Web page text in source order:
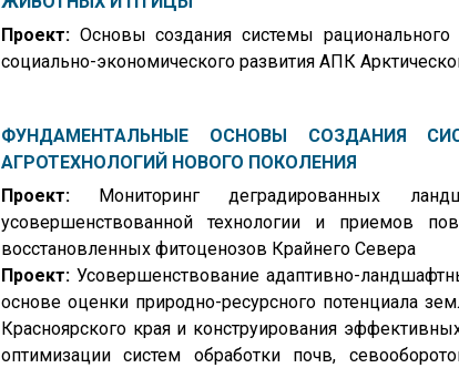
Проект: Основы создания системы рационального
социально-экономического развития АПК
ФУНДАМЕНТАЛЬНЫЕ ОСНОВЫ СОЗДАНИЯ
АГРОТЕХНОЛОГИЙ НОВОГО ПОКОЛЕНИЯ
Проект: Мониторинг деградированных
усовершенствованной технологии и приемов
восстановленных фитоценозов Крайнего Севера
Проект: Усовершенствование адаптивно-
основе оценки природно-ресурсного потенциала
Красноярского края и конструирования
оптимизации систем обработки почв,